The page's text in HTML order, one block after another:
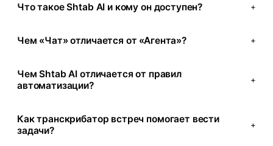
Что такое Shtab AI и кому он доступен? +
Чем «Чат» отличается от «Агента»? +
Чем Shtab AI отличается от правил
автоматизации?
+
Как транскрибатор встреч помогает вести
задачи?
+